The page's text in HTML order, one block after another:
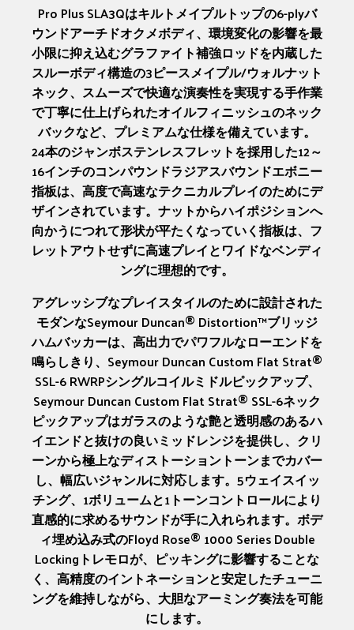
Pro Plus SLA3Qはキルトメイプルトップの6-plyバ
ウンドアーチドオクメボディ、環境変化の影響を最
小限に抑え込むグラファイト補強ロッドを内蔵した
スルーボディ構造の3ピースメイプル/ウォルナット
ネック、スムーズで快適な演奏性を実現する手作業
で丁寧に仕上げられたオイルフィニッシュのネック
バックなど、プレミアムな仕様を備えています。
24本のジャンボステンレスフレットを採用した12～
16インチのコンパウンドラジアスバウンドエボニー
指板は、高度で高速なテクニカルプレイのためにデ
ザインされています。ナットからハイポジションへ
向かうにつれて形状が平たくなっていく指板は、フ
レットアウトせずに高速プレイとワイドなベンディ
ングに理想的です。
アグレッシブなプレイスタイルのために設計された
モダンなSeymour Duncan® Distortion™ブリッジ
ハムバッカーは、高出力でパワフルなローエンドを
鳴らしきり、Seymour Duncan Custom Flat Strat®
SSL-6 RWRPシングルコイルミドルピックアップ、
Seymour Duncan Custom Flat Strat® SSL-6ネック
ピックアップはガラスのような艶と透明感のあるハ
イエンドと抜けの良いミッドレンジを提供し、クリ
ーンから極上なディストーショントーンまでカバー
し、幅広いジャンルに対応します。5ウェイスイッ
チング、1ボリュームと1トーンコントロールにより
直感的に求めるサウンドが手に入れられます。ボデ
ィ埋め込み式のFloyd Rose® 1000 Series Double
Lockingトレモロが、ピッキングに影響することな
く、高精度のイントネーションと安定したチューニ
ングを維持しながら、大胆なアーミング奏法を可能
にします。